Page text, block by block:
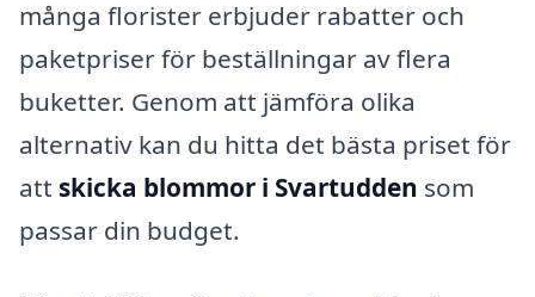
många florister erbjuder rabatter och
paketpriser för beställningar av flera
buketter. Genom att jämföra olika
alternativ kan du hitta det bästa priset för
att skicka blommor i Svartudden som
passar din budget.